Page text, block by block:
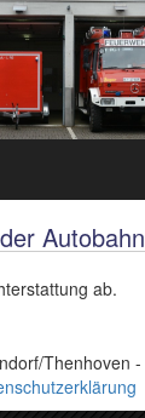
Autobahn
ab.
Thenhoven -